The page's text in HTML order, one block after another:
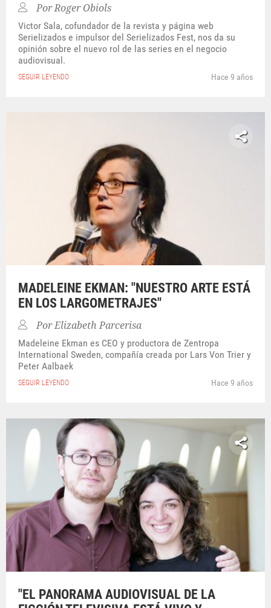
PorRoger Obiols
Victor Sala, cofundador de la revista y página web
Serielizados e impulsor del Serielizados Fest, nos da su
opinión sobre el nuevo rol de las series en el negocio
audiovisual.
SEGUIR LEYENDO Hace 9 años
MADELEINE EKMAN: "NUESTRO ARTE ESTÁ
EN LOS LARGOMETRAJES"
PorElizabeth Parcerisa
Madeleine Ekman es CEO y productora de Zentropa
International Sweden, compañía creada por Lars Von Trier y
Peter Aalbaek
SEGUIR LEYENDO Hace 9 años
"EL PANORAMA AUDIOVISUAL DE LA